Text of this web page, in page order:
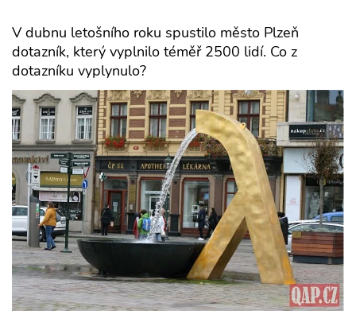
V dubnu letošního roku spustilo město Plzeň
dotazník, který vyplnilo téměř 2500 lidí. Co z
dotazníku vyplynulo?